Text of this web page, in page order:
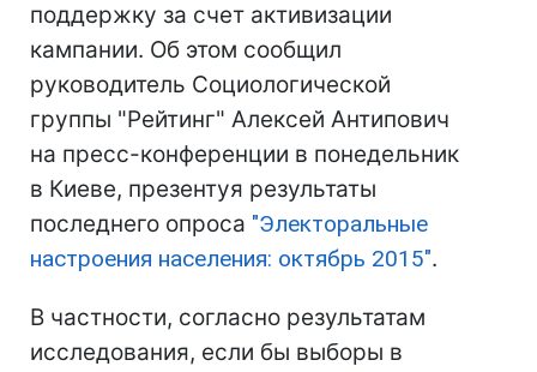
поддержку за счет активизации
кампании. Об этом сообщил
руководитель Социологической
группы "Рейтинг" Алексей Антипович
на пресс-конференции в понедельник
в Киеве, презентуя результаты
последнего опроса "Электоральные
настроения населения: октябрь 2015".
В частности, согласно результатам
исследования, если бы выборы в